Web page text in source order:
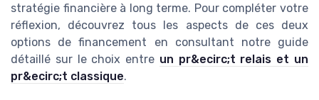
stratégie financière à long terme. Pour compléter votre
réflexion, découvrez tous les aspects de ces deux
options de financement en consultant notre guide
détaillé sur le choix entre un pr&ecirc;t relais et un
pr&ecirc;t classique.